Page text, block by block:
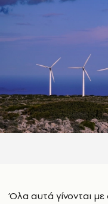
Όλα αυτά γίνονται με σεβασμό στο περιβάλλον. Μέσω